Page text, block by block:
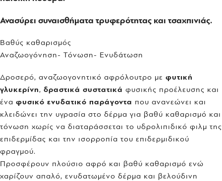
Ανασύρει συναισθήματα τρυφερότητας και τσαχπινιάς.
Βαθύς καθαρισμός
Αναζωογόνηση- Τόνωση- Ενυδάτωση
Δροσερό, αναζωογονητικό αφρόλουτρο με φυτική
γλυκερίνη, δραστικά συστατικά φυσικής προέλευσης και
ένα φυσικό ενυδατικό παράγοντα που ανανεώνει και
κλειδώνει την υγρασία στο δέρμα για βαθύ καθαρισμό και
τόνωση χωρίς να διαταράσσεται το υδρολιπιδικό φιλμ της
επιδερμίδας και την ισορροπία του επιδερμιδικού
φραγμού.
Προσφέρουν πλούσιο αφρό και βαθύ καθαρισμό ενώ
χαρίζουν απαλό, ενυδατωμένο δέρμα και βελούδινη